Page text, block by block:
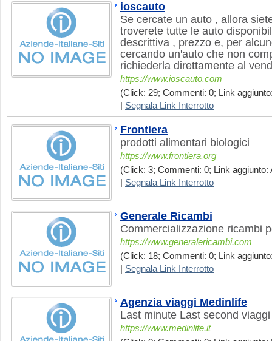
ioscauto
Se cercate un auto , allora
troverete tutte le auto
descrittiva , prezzo e, per
cercando un'auto che non
richiederla direttamente al
https://www.ioscauto.com
(Click: 29; Commenti: 0; Link
Segnala Link Interrotto
Frontiera
prodotti alimentari biologici
https://www.frontiera.org
(Click: 3; Commenti: 0; Link aggiunto:
Segnala Link Interrotto
Generale Ricambi
Commercializzazione ricambi
https://www.generalericambi.com
(Click: 18; Commenti: 0; Link
Segnala Link Interrotto
Agenzia viaggi Medinlife
Last minute Last second viaggi
https://www.medinlife.it